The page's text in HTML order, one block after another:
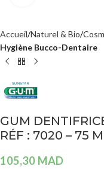
Accueil Naturel & Bio
Hygiène Bucco-Dentaire
GUM
RÉF : 7020 – 75
105,30 MAD